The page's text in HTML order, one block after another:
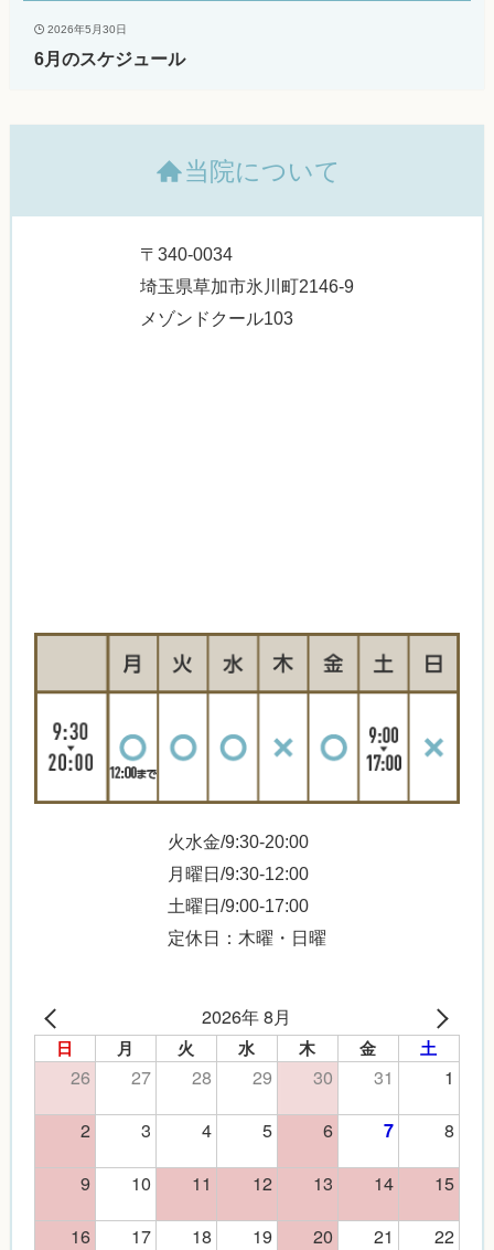
2026年5月30日
6月のスケジュール
当院について
〒340-0034
埼玉県草加市氷川町2146-9
メゾンドクール103
火水金/9:30-20:00
月曜日/9:30-12:00
土曜日/9:00-17:00
定休日：木曜・日曜
2026年 8月
日 月 火 水 木 金 土
26 27 28 29 30 31
1
2
3 4 5 6 7
8
9
10 11 12 13 14
15
16
17 18 19 20 21
22